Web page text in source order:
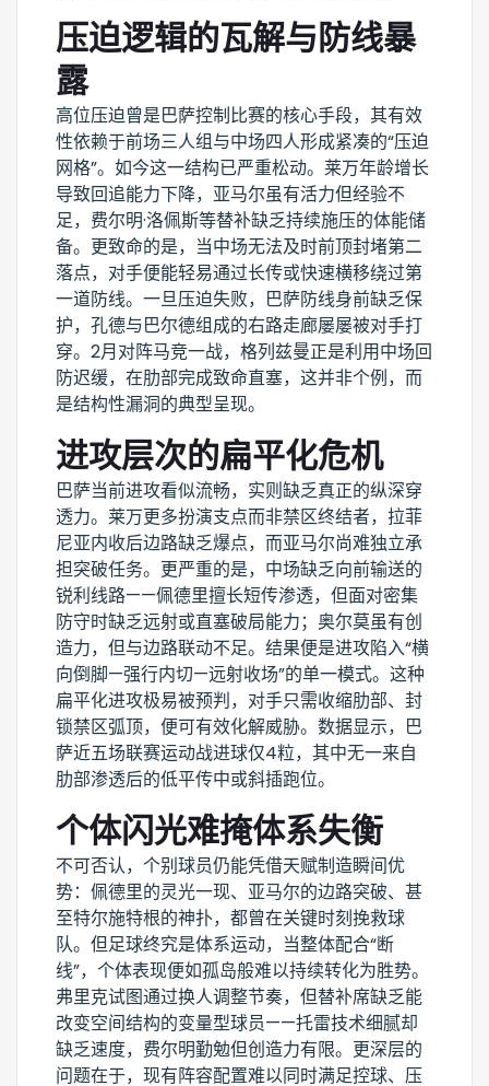
压迫逻辑的瓦解与防线暴
露
高位压迫曾是巴萨控制比赛的核心手段，其有效
性依赖于前场三人组与中场四人形成紧凑的“压迫
网格”。如今这一结构已严重松动。莱万年龄增长
导致回追能力下降，亚马尔虽有活力但经验不
足，费尔明·洛佩斯等替补缺乏持续施压的体能储
备。更致命的是，当中场无法及时前顶封堵第二
落点，对手便能轻易通过长传或快速横移绕过第
一道防线。一旦压迫失败，巴萨防线身前缺乏保
护，孔德与巴尔德组成的右路走廊屡屡被对手打
穿。2月对阵马竞一战，格列兹曼正是利用中场回
防迟缓，在肋部完成致命直塞，这并非个例，而
是结构性漏洞的典型呈现。
进攻层次的扁平化危机
巴萨当前进攻看似流畅，实则缺乏真正的纵深穿
透力。莱万更多扮演支点而非禁区终结者，拉菲
尼亚内收后边路缺乏爆点，而亚马尔尚难独立承
担突破任务。更严重的是，中场缺乏向前输送的
锐利线路——佩德里擅长短传渗透，但面对密集
防守时缺乏远射或直塞破局能力；奥尔莫虽有创
造力，但与边路联动不足。结果便是进攻陷入“横
向倒脚—强行内切—远射收场”的单一模式。这种
扁平化进攻极易被预判，对手只需收缩肋部、封
锁禁区弧顶，便可有效化解威胁。数据显示，巴
萨近五场联赛运动战进球仅4粒，其中无一来自
肋部渗透后的低平传中或斜插跑位。
个体闪光难掩体系失衡
不可否认，个别球员仍能凭借天赋制造瞬间优
势：佩德里的灵光一现、亚马尔的边路突破、甚
至特尔施特根的神扑，都曾在关键时刻挽救球
队。但足球终究是体系运动，当整体配合“断
线”，个体表现便如孤岛般难以持续转化为胜势。
弗里克试图通过换人调整节奏，但替补席缺乏能
改变空间结构的变量型球员——托雷技术细腻却
缺乏速度，费尔明勤勉但创造力有限。更深层的
问题在于，现有阵容配置难以同时满足控球、压